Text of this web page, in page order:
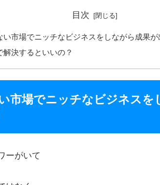
目次
い市場でニッチなビジネスをしながら成果が
解決するといいの？
市場でニッチなビジネスを
ーがいて